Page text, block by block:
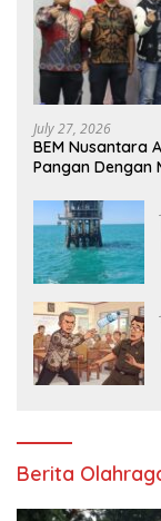
July 27, 2026
BEM Nusantara
Pangan Dengan
Berita